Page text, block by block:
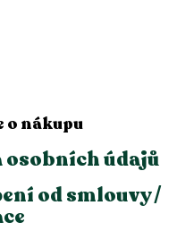
o nákupu
osobních údajů
od smlouvy /